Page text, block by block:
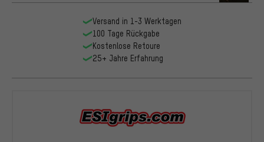
Versand in 1-3 Werktagen
100 Tage Rückgabe
Kostenlose Retoure
25+ Jahre Erfahrung
ESI